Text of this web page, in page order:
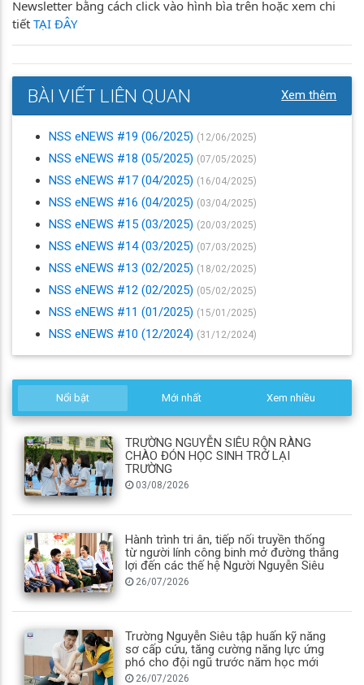
Newsletter bằng cách click vào hình bìa trên hoặc xem chi
tiết TẠI ĐÂY
BÀI VIẾT LIÊN QUAN Xem thêm
NSS eNEWS #19 (06/2025) (12/06/2025)
NSS eNEWS #18 (05/2025) (07/05/2025)
NSS eNEWS #17 (04/2025) (16/04/2025)
NSS eNEWS #16 (04/2025) (03/04/2025)
NSS eNEWS #15 (03/2025) (20/03/2025)
NSS eNEWS #14 (03/2025) (07/03/2025)
NSS eNEWS #13 (02/2025) (18/02/2025)
NSS eNEWS #12 (02/2025) (05/02/2025)
NSS eNEWS #11 (01/2025) (15/01/2025)
NSS eNEWS #10 (12/2024) (31/12/2024)
Nổi bật Mới nhất Xem nhiều
TRƯỜNG NGUYỄN SIÊU RỘN RÀNG
CHÀO ĐÓN HỌC SINH TRỞ LẠI
TRƯỜNG
03/08/2026
Hành trình tri ân, tiếp nối truyền thống
từ người lính công binh mở đường thắng
lợi đến các thế hệ Người Nguyễn Siêu
26/07/2026
Trường Nguyễn Siêu tập huấn kỹ năng
sơ cấp cứu, tăng cường năng lực ứng
phó cho đội ngũ trước năm học mới
26/07/2026